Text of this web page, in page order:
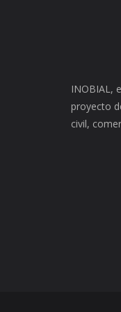
INOBIAL,
proyecto
civil,